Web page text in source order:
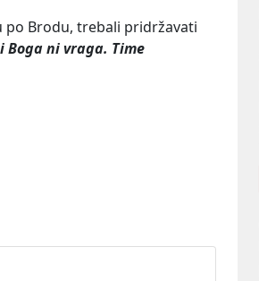
po Brodu, trebali pridržavati
ni vraga. Time